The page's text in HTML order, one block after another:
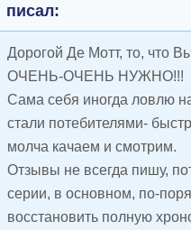
писал:
Дорогой Де Мотт, то, что
ОЧЕНЬ-ОЧЕНЬ НУЖНО!!!
Сама себя иногда ловлю
стали потебителями-
молча качаем и смотрим.
Отзывы не всегда пишу,
серии, в основном, по-
восстановить полную